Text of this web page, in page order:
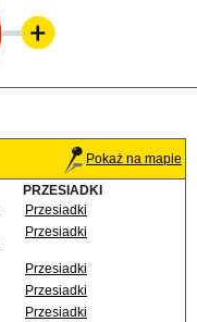
Pokaż na mapie
PRZESIADKI
Przesiadki
Przesiadki
Przesiadki
Przesiadki
Przesiadki